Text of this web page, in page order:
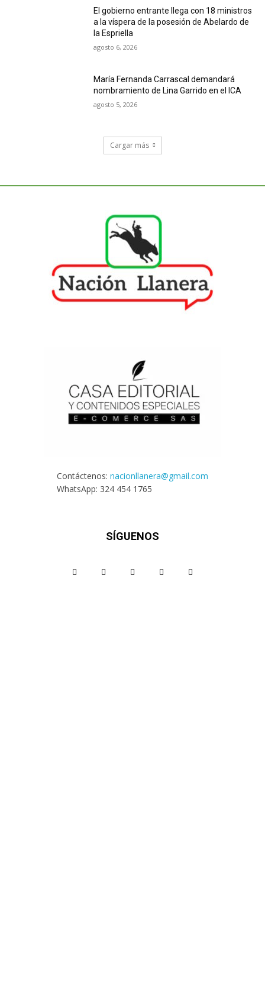
El gobierno entrante llega con 18 ministros
a la víspera de la posesión de Abelardo de
la Espriella
agosto 6, 2026
María Fernanda Carrascal demandará
nombramiento de Lina Garrido en el ICA
agosto 5, 2026
Cargar más
Contáctenos: nacionllanera@gmail.com
WhatsApp: 324 454 1765
SÍGUENOS